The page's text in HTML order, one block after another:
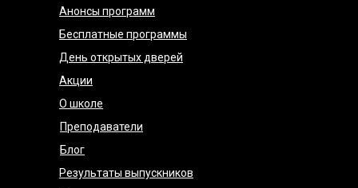
Анонсы программ
Бесплатные программы
День открытых дверей
Акции
О школе
Преподаватели
Блог
Результаты выпускников